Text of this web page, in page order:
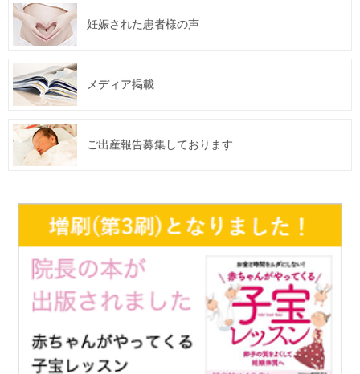
妊娠された患者様の声
メディア掲載
ご出産報告募集しております